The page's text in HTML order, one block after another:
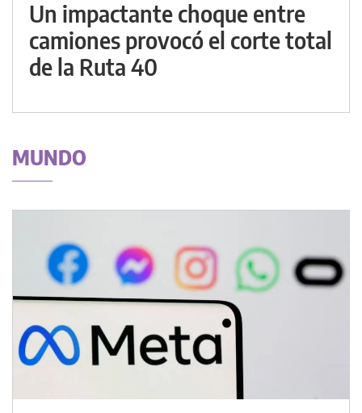
Un impactante choque entre
camiones provocó el corte total
de la Ruta 40
MUNDO